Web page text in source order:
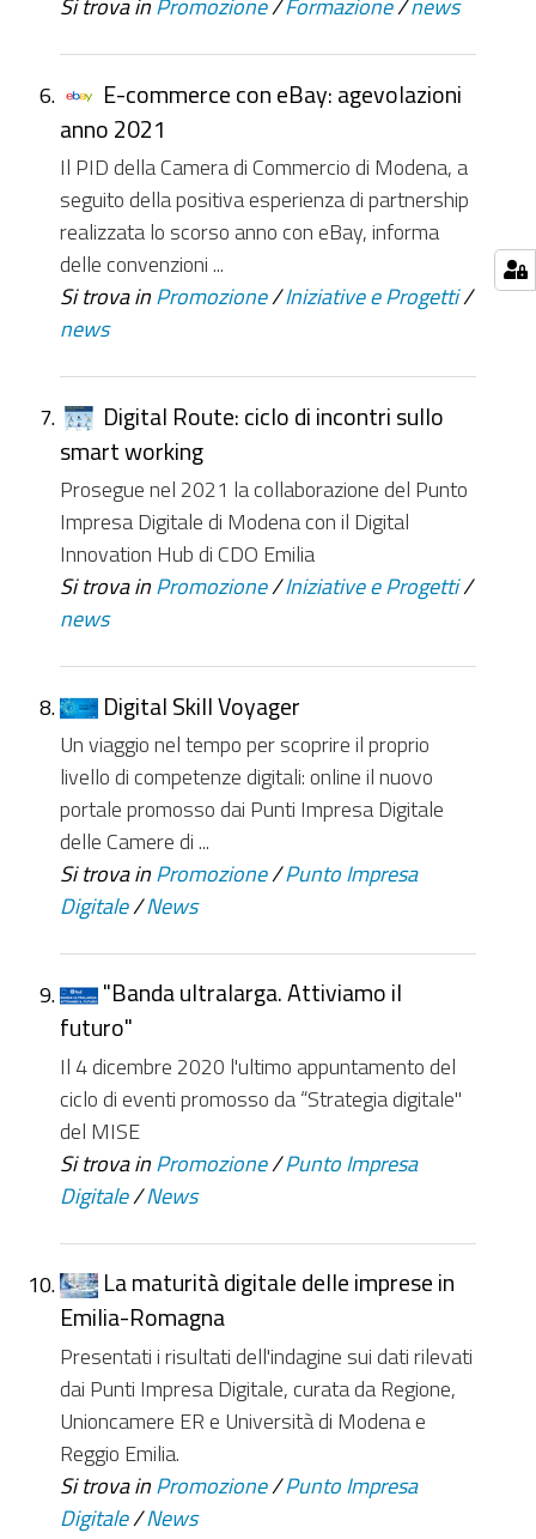
Si trova in Promozione /Formazione /news
E-commerce con eBay: agevolazioni
anno 2021
Il PID della Camera di Commercio di Modena, a
seguito della positiva esperienza di partnership
realizzata lo scorso anno con eBay, informa
delle convenzioni ...
Si trova in Promozione /Iniziative e Progetti /
news
Digital Route: ciclo di incontri sullo
smart working
Prosegue nel 2021 la collaborazione del Punto
Impresa Digitale di Modena con il Digital
Innovation Hub di CDO Emilia
Si trova in Promozione /Iniziative e Progetti /
news
Digital Skill Voyager
Un viaggio nel tempo per scoprire il proprio
livello di competenze digitali: online il nuovo
portale promosso dai Punti Impresa Digitale
delle Camere di ...
Si trova in Promozione /Punto Impresa
Digitale /News
"Banda ultralarga. Attiviamo il
futuro"
Il 4 dicembre 2020 l'ultimo appuntamento del
ciclo di eventi promosso da “Strategia digitale"
del MISE
Si trova in Promozione /Punto Impresa
Digitale /News
La maturità digitale delle imprese in
Emilia-Romagna
Presentati i risultati dell'indagine sui dati rilevati
dai Punti Impresa Digitale, curata da Regione,
Unioncamere ER e Università di Modena e
Reggio Emilia.
Si trova in Promozione /Punto Impresa
Digitale /News